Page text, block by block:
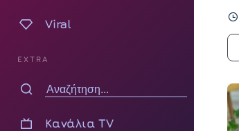
Viral
EXTRA
Κανάλια TV